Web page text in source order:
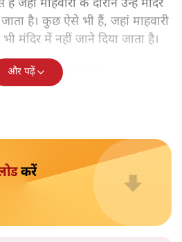
नहीं करने दिया जाता है। ऐसे और कई
न कोई मिथक है, कोई न कोई कहानी
प्रवेश से रोका गया है। लेकिन क्या
नहीं है जो महिलाओं को कमतर
का अकेला मंदिर नहीं है, जहां
जाता है। बड़े ऐसे कई मंदिर हैं, जहां
जहां माहवारी के दौरान उन्हें मंदिर
है। कुछ ऐसे भी हैं, जहां माहवारी